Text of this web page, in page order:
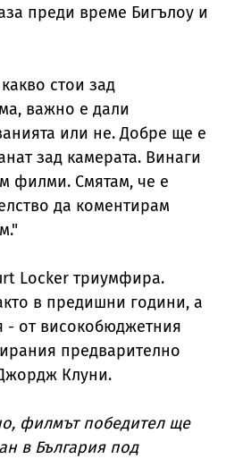
преди време Бигълоу и
стои зад
важно е дали
или не. Добре ще е
зад камерата. Винаги
филми. Смятам, че е
да коментирам
Locker триумфира.
в предишни години, а
- от високобюджетния
предварително
Клуни.
филмът победител ще
в България под